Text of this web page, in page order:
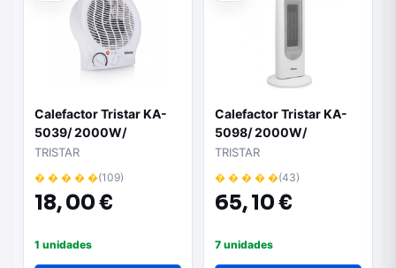
Calefactor Tristar KA-
5039/ 2000W/
Termostato Regulable
TRISTAR
� � � � �(109)
18,00 €
1 unidades
Calefactor Tristar KA-
5098/ 2000W/
Termostato Regulable
TRISTAR
� � � � �(43)
65,10 €
7 unidades